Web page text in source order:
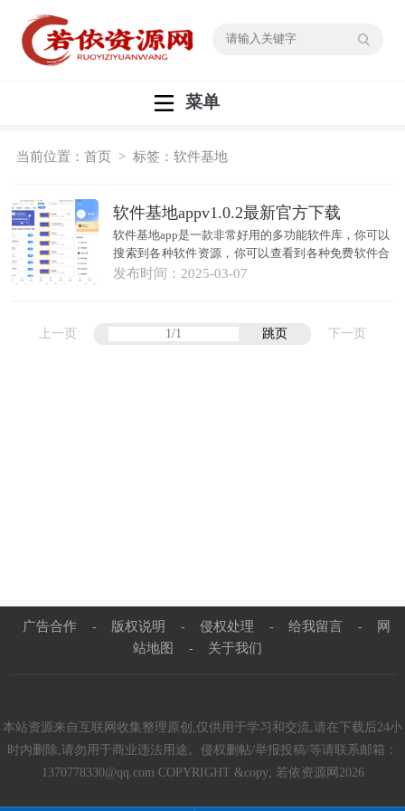
菜单
当前位置：首页 > 标签：软件基地
软件基地appv1.0.2最新官方下载
软件基地app是一款非常好用的多功能软件库，你可以
搜索到各种软件资源，你可以查看到各种免费软件合
集，都是蓝奏云地址分享，包含了各种影视漫画小说
发布时间： 2025-03-07
上一页 跳页 下一页
广告合作 - 版权说明 - 侵权处理 - 给我留言 -
网
站地图
- 关于我们
本站资源来自互联网收集整理原创,仅供用于学习和交流,请在下载后24小
时内删除,请勿用于商业违法用途。侵权删帖/举报投稿/等请联系邮箱：
1370778330@qq.com COPYRIGHT &copy; 若依资源网2026